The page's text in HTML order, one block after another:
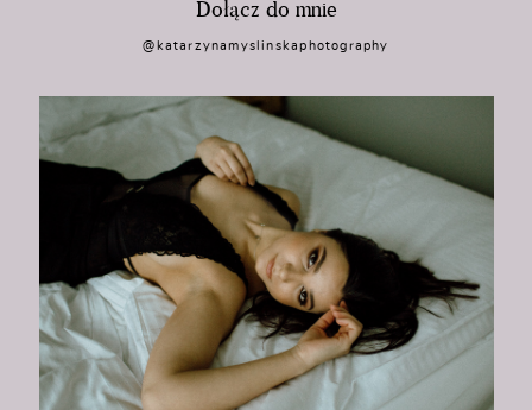
Dołącz do mnie
@katarzynamyslinskaphotography